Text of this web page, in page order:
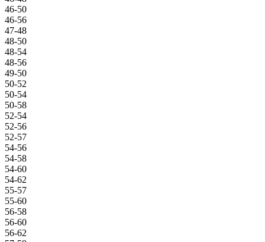
46-50
46-56
47-48
48-50
48-54
48-56
49-50
50-52
50-54
50-58
52-54
52-56
52-57
54-56
54-58
54-60
54-62
55-57
55-60
56-58
56-60
56-62